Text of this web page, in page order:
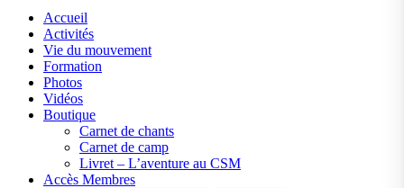
Accueil
Activités
Vie du mouvement
Formation
Photos
Vidéos
Boutique
Carnet de chants
Carnet de camp
Livret – L’aventure au CSM
Accès Membres